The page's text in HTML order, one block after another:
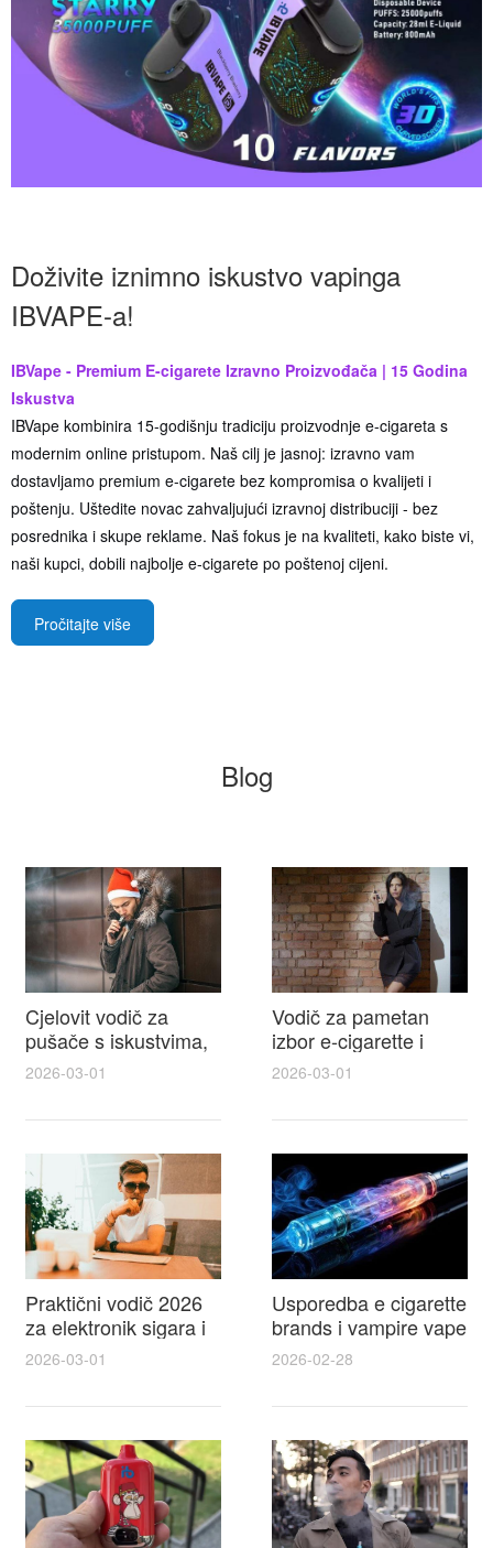
Doživite iznimno iskustvo vapinga
IBVAPE-a!
IBVape - Premium E-cigarete Izravno Proizvođača | 15 Godina
Iskustva
IBVape kombinira 15-godišnju tradiciju proizvodnje e-cigareta s
modernim online pristupom. Naš cilj je jasnoj: izravno vam
dostavljamo premium e-cigarete bez kompromisa o kvalijeti i
poštenju. Uštedite novac zahvaljujući izravnoj distribuciji - bez
posrednika i skupe reklame. Naš fokus je na kvaliteti, kako biste vi,
naši kupci, dobili najbolje e-cigarete po poštenoj cijeni.
Pročitajte više
Blog
Cjelovit vodič za
pušače s iskustvima,
recenzijama i
cigarette na e cigareta
2026-03-01
Vodič za pametan
izbor e-cigarette i
savjeti kako postići
elektronske cigarete
2026-03-01
Praktični vodič 2026
za elektronik sigara i
mtm e cigarete s
recenzijama i
2026-03-01
Usporedba e cigarette
brands i vampire vape
za 2026 – vodič s
i najboljim ponudama
2026-02-28